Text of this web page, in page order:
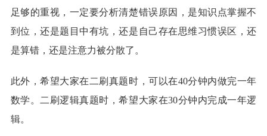
足够的重视，一定要分析清楚错误原因，是知识点掌握不
到位，还是题目中有坑，还是自己存在思维习惯误区，还
是算错，还是注意力被分散了。
此外，希望大家在二刷真题时，可以在40分钟内做完一年
数学。二刷逻辑真题时，希望大家在30分钟内完成一年逻
辑。